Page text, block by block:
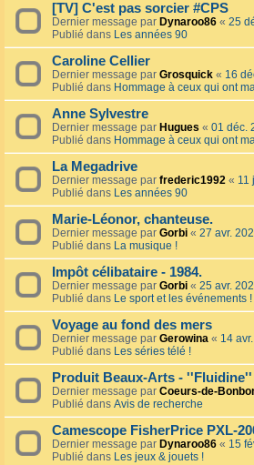
[TV] C'est pas sorcier #CPS
Dernier message par Dynaroo86 « 25
Publié dans Les années 90
Caroline Cellier
Dernier message par Grosquick « 16
Publié dans Hommage à ceux qui ont
Anne Sylvestre
Dernier message par Hugues « 01 déc.
Publié dans Hommage à ceux qui ont
La Megadrive
Dernier message par frederic1992 « 11
Publié dans Les années 90
Marie-Léonor, chanteuse.
Dernier message par Gorbi « 27 avr.
Publié dans La musique !
Impôt célibataire - 1984.
Dernier message par Gorbi « 25 avr.
Publié dans Le sport et les événements !
Voyage au fond des mers
Dernier message par Gerowina « 14
Publié dans Les séries télé !
Produit Beaux-Arts -
Dernier message par Coeurs-de-
Publié dans Avis de recherche
Camescope FisherPrice PXL-
Dernier message par Dynaroo86 « 15
Publié dans Les jeux & jouets !